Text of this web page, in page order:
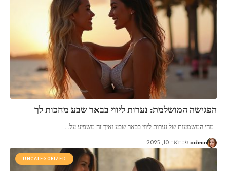
הפגישה המושלמת: נערות ליווי בבאר שבע מחכות לך
מהי המשמעות של נערות ליווי בבאר שבע ואיך זה משפיע על…
admin פברואר 10, 2025
UNCATEGORIZED